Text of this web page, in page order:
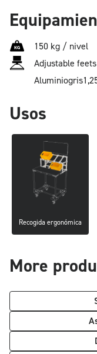
150 kg / nivel
Adjustable feets
Aluminiogris
Usos
Recogida ergonómica
More